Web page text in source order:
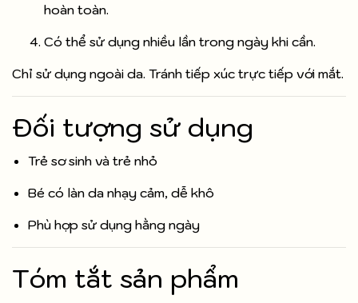
hoàn toàn.
Có thể sử dụng nhiều lần trong ngày khi cần.
Chỉ sử dụng ngoài da. Tránh tiếp xúc trực tiếp với mắt.
Đối tượng sử dụng
Trẻ sơ sinh và trẻ nhỏ
Bé có làn da nhạy cảm, dễ khô
Phù hợp sử dụng hằng ngày
Tóm tắt sản phẩm